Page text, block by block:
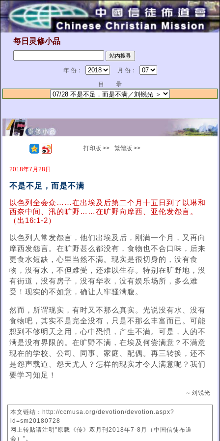
每日灵修小品
年 份：
月 份：
目 录
打印版 >> 繁體版 >>
2018年7月28日
不是不足，而是不满
以色列全会众……在出埃及后第二个月十五日到了以琳和
西奈中间、汛的旷野……在旷野向摩西、亚伦发怨言。
（出16:1-2）
以色列人常发怨言，他们出埃及后，刚满一个月，又再向
摩西发怨言。在旷野甚么都没有，食物也不合口味，后来
更食水短缺，心里当然不满。现实是很切身的，没有食
物，没有水，不但难受，还难以生存。特别在旷野地，没
有街道，没有房子，没有华衣，没有娱乐场所，多么难
受！现实的不如意，确让人牢骚满腹。
然而，所谓现实，有时又不那么真实。光说没有水、没有
食物吧，其实不是完全没有，只是不那么丰富而已。可能
想到不够明天之用，心中恐惧，产生不满。可是，人的不
满是没有界限的。在旷野不满，在埃及何尝满意？不满意
现在的学校、公司、同事、家庭、配偶。再三转换，还不
是怨声载道、怨天尤人？怎样的现实才令人满意呢？我们
要学习知足！
～刘锐光
本文链结：http://ccmusa.org/devotion/devotion.aspx?
id=sm20180728
网上转贴请注明"原载《传》双月刊2018年7-8月（中国信徒布道
会）"。